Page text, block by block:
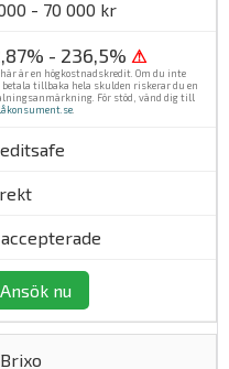
- 70 000 kr
- 236,5% ⚠
här är en högkostnadskredit. Om du inte
betala tillbaka hela skulden riskerar du en
För stöd, vänd dig till
.
accepterade
Ansök nu